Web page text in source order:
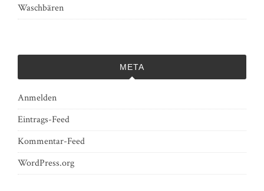
Waschbären
META
Anmelden
Eintrags-Feed
Kommentar-Feed
WordPress.org